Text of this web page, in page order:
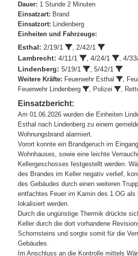
Dauer: 1 Stunde 2 Minuten
Einsatzart: Brand
Einsatzort: Lindenberg
Einheiten und Fahrzeuge:
Esthal: 2/19/1
2/42/1
Lambrecht: 4/11/1 4/24/1 4/
Lindenberg: 5/19/1 5/42/1
Weitere Kräfte: Feuerwehr Esthal ,
Feuerwehr Lindenberg
, Polizei ,
Einsatzbericht:
Am 01.06.2026 wurden die Einheiten
Esthal nach Lindenberg zu einem
Wohnungsbrand alarmiert.
Vorort konnte ein Brandgeruch im
Wohnhauses, sowie eine leichte
Kellergeschosses festgestellt werden.
des Brandes im Keller negativ verlief,
des Gebäudes durch einen weiteren
entfachtes Feuer im Kamin des 1.OG als
lokalisiert werden.
Durch die ungünstige Thermik drückte
Keller durch die dort vorhandene
Schornsteins und sorgte somit für die
Gebäudes.
Im Anschluss an die Kontrolle mittels